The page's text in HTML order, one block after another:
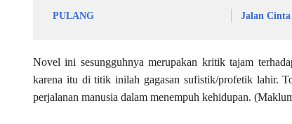
PULANG Jalan
Novel ini sesungguhnya merupakan kritik tajam
karena itu di titik inilah gagasan sufistik/profetik lahir.
perjalanan manusia dalam menempuh kehidupan.